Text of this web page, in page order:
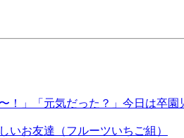
！」「元気だった？」今日は卒園
いお友達（フルーツいちご組）